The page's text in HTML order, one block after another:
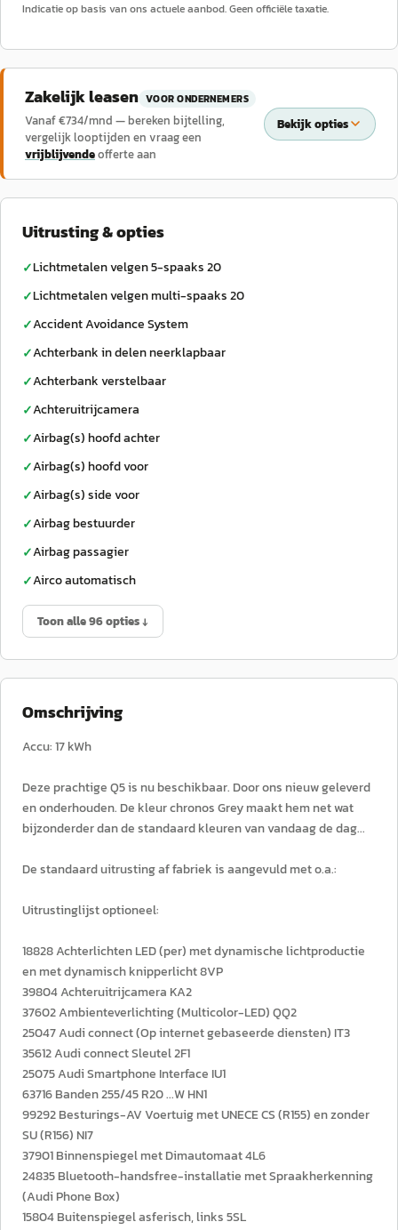
Indicatie op basis van ons actuele aanbod. Geen officiële taxatie.
Zakelijk leasen VOOR ONDERNEMERS
Vanaf €734/mnd — bereken bijtelling,
vergelijk looptijden en vraag een
vrijblijvendeofferte aan
Bekijk opties
Uitrusting & opties
✓Lichtmetalen velgen 5-spaaks 20
✓Lichtmetalen velgen multi-spaaks 20
✓Accident Avoidance System
✓Achterbank in delen neerklapbaar
✓Achterbank verstelbaar
✓Achteruitrijcamera
✓Airbag(s) hoofd achter
✓Airbag(s) hoofd voor
✓Airbag(s) side voor
✓Airbag bestuurder
✓Airbag passagier
✓Airco automatisch
Toon alle 96 opties ↓
Omschrijving
Accu: 17 kWh
Deze prachtige Q5 is nu beschikbaar. Door ons nieuw geleverd
en onderhouden. De kleur chronos Grey maakt hem net wat
bijzonderder dan de standaard kleuren van vandaag de dag...
De standaard uitrusting af fabriek is aangevuld met o.a.:
Uitrustinglijst optioneel:
18828 Achterlichten LED (per) met dynamische lichtproductie
en met dynamisch knipperlicht 8VP
39804 Achteruitrijcamera KA2
37602 Ambienteverlichting (Multicolor-LED) QQ2
25047 Audi connect (Op internet gebaseerde diensten) IT3
35612 Audi connect Sleutel 2F1
25075 Audi Smartphone Interface IU1
63716 Banden 255/45 R20 ...W HN1
99292 Besturings-AV Voertuig met UNECE CS (R155) en zonder
SU (R156) NI7
37901 Binnenspiegel met Dimautomaat 4L6
24835 Bluetooth-handsfree-installatie met Spraakherkenning
(Audi Phone Box)
15804 Buitenspiegel asferisch, links 5SL